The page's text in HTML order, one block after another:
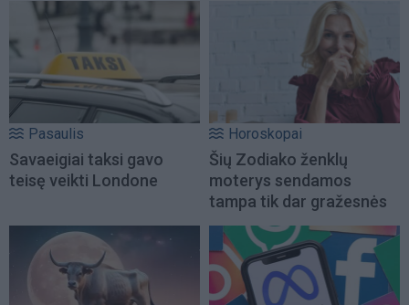
Pasaulis
Savaeigiai taksi gavo
teisę veikti Londone
Horoskopai
Šių Zodiako ženklų
moterys sendamos
tampa tik dar gražesnės